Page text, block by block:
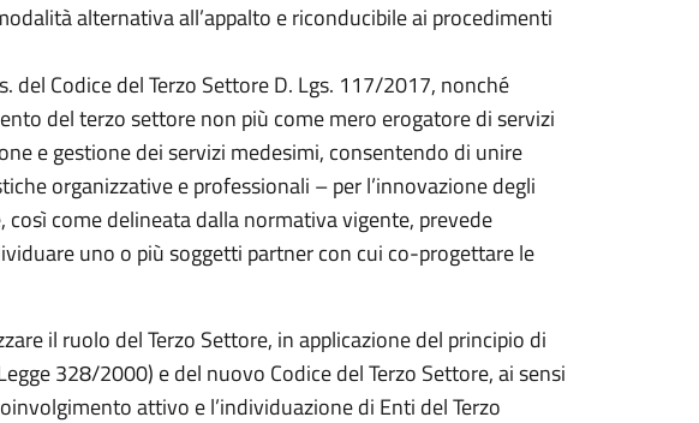
alternativa all’appalto e riconducibile ai procedimenti
del Codice del Terzo Settore D. Lgs. 117/2017, nonché
del terzo settore non più come mero erogatore di servizi
e gestione dei servizi medesimi, consentendo di unire
organizzative e professionali – per l’innovazione degli
come delineata dalla normativa vigente, prevede
uno o più soggetti partner con cui co-progettare le
il ruolo del Terzo Settore, in applicazione del principio di
328/2000) e del nuovo Codice del Terzo Settore, ai sensi
attivo e l’individuazione di Enti del Terzo